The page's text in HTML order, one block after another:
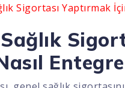
Sigortası Yaptırmak